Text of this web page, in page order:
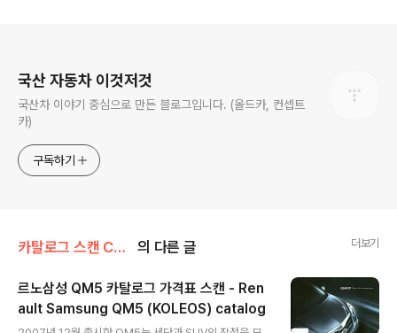
국산 자동차 이것저것
국산차 이야기 중심으로 만든 블로그입니다. (올드카, 컨셉트
카)
구독하기
카탈로그 스캔 Catalog scan/삼성 Samsung 의 다른 글 더보기
르노삼성 QM5 카탈로그 가격표 스캔 - Ren
ault Samsung QM5 (KOLEOS) catalog